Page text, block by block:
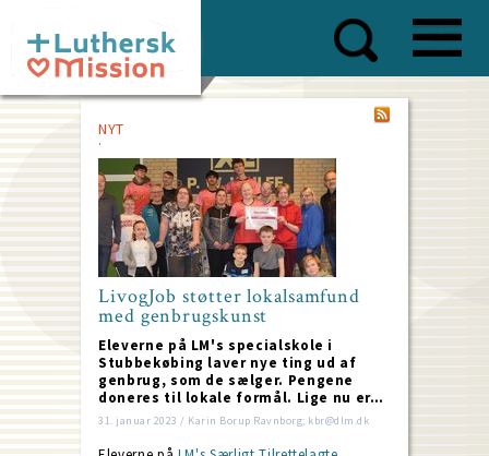
main
content
NYT
LivogJob støtter lokalsamfund
med genbrugskunst
Eleverne på LM's specialskole i
Stubbekøbing laver nye ting ud af
genbrug, som de sælger. Pengene
doneres til lokale formål. Lige nu er…
31. januar 2023 / Karin Borup Ravnborg; kbr@dlm.dk